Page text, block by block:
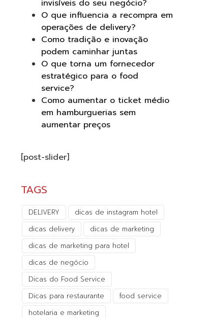
invisíveis do seu negócio?
O que influencia a recompra em
operações de delivery?
Como tradição e inovação
podem caminhar juntas
O que torna um fornecedor
estratégico para o food
service?
Como aumentar o ticket médio
em hamburguerias sem
aumentar preços
[post-slider]
TAGS
DELIVERY
dicas de instagram hotel
dicas delivery
dicas de marketing
dicas de marketing para hotel
dicas de negócio
Dicas do Food Service
Dicas para restaurante
food service
hotelaria e marketing